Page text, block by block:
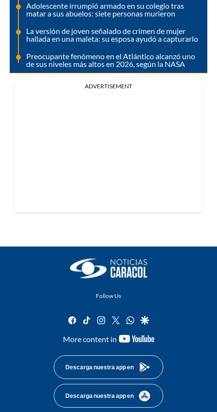
Adolescente irrumpió armado en su colegio tras
matar a sus abuelos: siete personas murieron
La versión de joven señalado de crimen de mujer
hallada en una maleta: su esposa ayudó a capturarlo
Preocupante fenómeno en el Atlántico alcanzó uno
de sus niveles más altos en 2026, según la NASA
ADVERTISEMENT
Follow Us
facebook
tiktok instagram
twitterwhatsapp
google
More content in
youtube-
Descarga nuestra app en
Descarga nuestra app en